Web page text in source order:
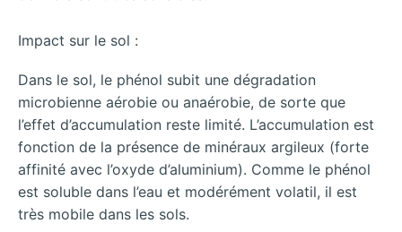
Impact sur le sol :
Dans le sol, le phénol subit une dégradation
microbienne aérobie ou anaérobie, de sorte que
l’effet d’accumulation reste limité. L’accumulation est
fonction de la présence de minéraux argileux (forte
affinité avec l’oxyde d’aluminium). Comme le phénol
est soluble dans l’eau et modérément volatil, il est
très mobile dans les sols.